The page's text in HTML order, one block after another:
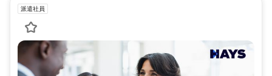
派遣社員